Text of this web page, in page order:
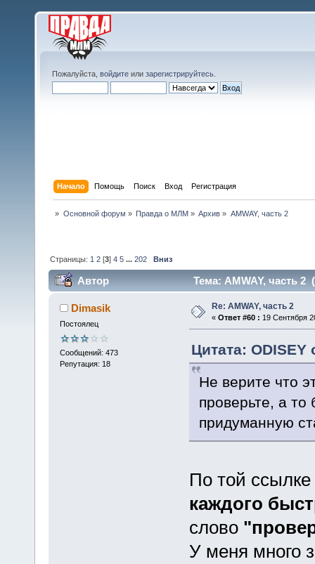
Пожалуйста, войдите или зарегистрируйтесь
Начало Помощь Поиск Вход Регистрация
» Основной форум » Правда о МЛМ » Архив » AMWAY, часть 2
Страницы: 1 2 [3]4 5 ...202 Вниз
Автор Тема: AMWAY, часть 2
Dimasik
Постоялец
Сообщений: 473
Репутация: 18
Re: AMWAY, часть 2
« Ответ #60 : 19 Сентября
Цитата: ODISEY
Не верите что
проверьте, а
придуманную
По той
каждого
слово
У меня много